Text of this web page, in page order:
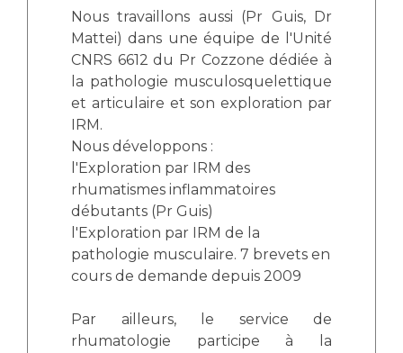
Nous travaillons aussi (Pr Guis, Dr
Mattei) dans une équipe de l'Unité
CNRS 6612 du Pr Cozzone dédiée à
la pathologie musculosquelettique
et articulaire et son exploration par
IRM.
Nous développons :
l'Exploration par IRM des
rhumatismes inflammatoires
débutants (Pr Guis)
l'Exploration par IRM de la
pathologie musculaire. 7 brevets en
cours de demande depuis 2009
Par ailleurs, le service de
rhumatologie participe à la